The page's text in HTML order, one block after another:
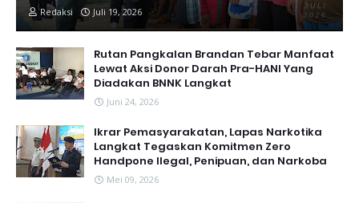
Redaksi Juli 19, 2026
Rutan Pangkalan Brandan Tebar Manfaat
Lewat Aksi Donor Darah Pra-HANI Yang
Diadakan BNNK Langkat
Juni 24, 2026
Ikrar Pemasyarakatan, Lapas Narkotika
Langkat Tegaskan Komitmen Zero
Handpone llegal, Penipuan, dan Narkoba
Mei 09, 2026